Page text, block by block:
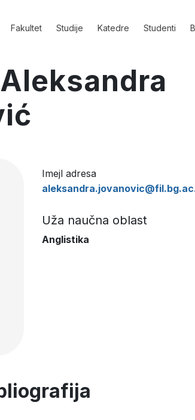
Fakultet Studije Katedre Studenti
Imejl adresa
Uža naučna oblast
Anglistika